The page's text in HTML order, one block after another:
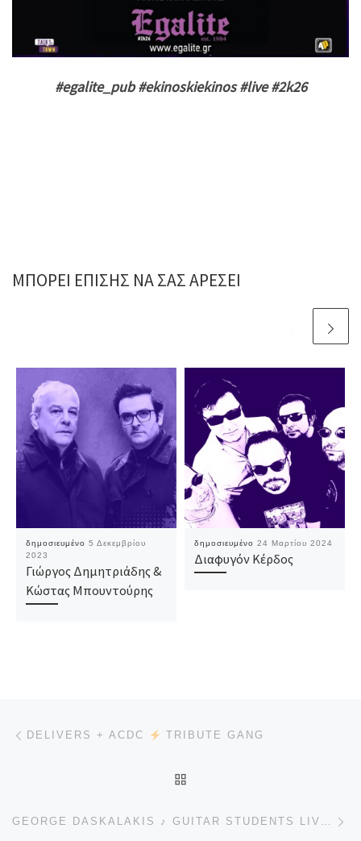
#egalite_pub #ekinoskiekinos #live #2k26
ΜΠΟΡΕΊ ΕΠΊΣΗΣ ΝΑ ΣΑΣ ΑΡΈΣΕΙ
δημοσιευμένο 5 Δεκεμβρίου
2023
Γιώργος Δημητριάδης &
Κώστας Μπουντούρης
δημοσιευμένο 24 Μαρτίου 2024
Διαφυγόν Κέρδος
Πλοήγηση δημοσιεύσεων
DELIVERS + ACDC TRIBUTE GANG
GEORGE DASKALAKIS ♪ GUITAR STUDENTS LIVE+ VOL.5